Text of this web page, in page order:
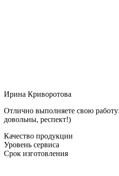
Ирина Криворотова
Отлично выполняете свою
довольны, респект!)
Качество продукции
Уровень сервиса
Срок изготовления